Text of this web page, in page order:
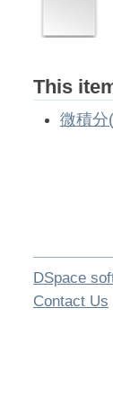
This
微積分
DSpace
Contact Us